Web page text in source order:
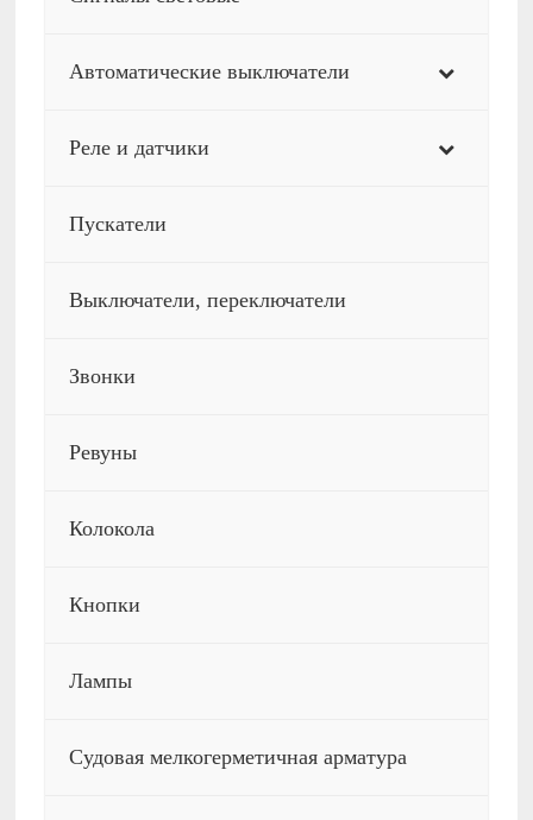
Автоматические выключатели
Реле и датчики
Пускатели
Выключатели, переключатели
Звонки
Ревуны
Колокола
Кнопки
Лампы
Судовая мелкогерметичная арматура